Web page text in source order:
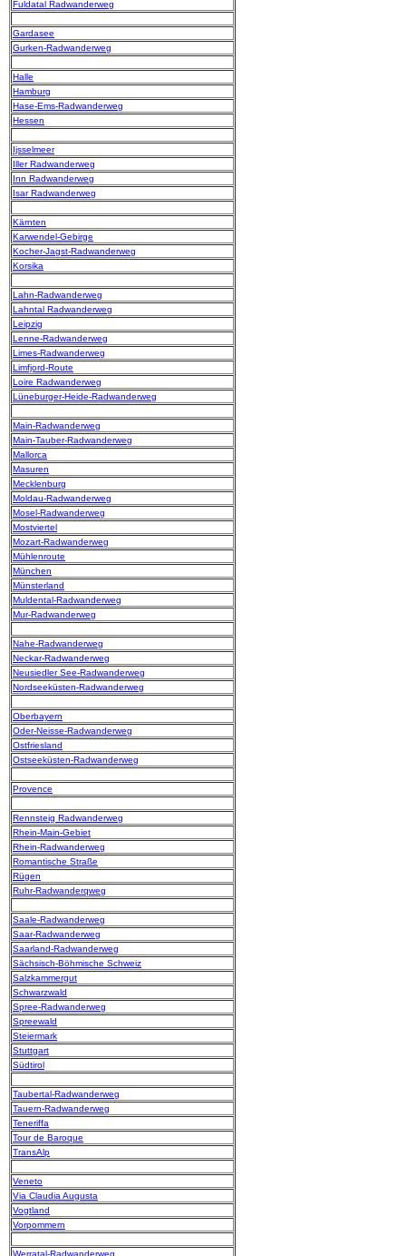
Fuldatal Radwanderweg
Gardasee
Gurken-Radwanderweg
Halle
Hamburg
Hase-Ems-Radwanderweg
Hessen
Ijsselmeer
Iller Radwanderweg
Inn Radwanderweg
Isar Radwanderweg
Kärnten
Karwendel-Gebirge
Kocher-Jagst-Radwanderweg
Korsika
Lahn-Radwanderweg
Lahntal Radwanderweg
Leipzig
Lenne-Radwanderweg
Limes-Radwanderweg
Limfjord-Route
Loire Radwanderweg
Lüneburger-Heide-Radwanderweg
Main-Radwanderweg
Main-Tauber-Radwanderweg
Mallorca
Masuren
Mecklenburg
Moldau-Radwanderweg
Mosel-Radwanderweg
Mostviertel
Mozart-Radwanderweg
Mühlenroute
München
Münsterland
Muldental-Radwanderweg
Mur-Radwanderweg
Nahe-Radwanderweg
Neckar-Radwanderweg
Neusiedler See-Radwanderweg
Nordseeküsten-Radwanderweg
Oberbayern
Oder-Neisse-Radwanderweg
Ostfriesland
Ostseeküsten-Radwanderweg
Provence
Rennsteig Radwanderweg
Rhein-Main-Gebiet
Rhein-Radwanderweg
Romantische Straße
Rügen
Ruhr-Radwanderqweg
Saale-Radwanderweg
Saar-Radwanderweg
Saarland-Radwanderweg
Sächsisch-Böhmische Schweiz
Salzkammergut
Schwarzwald
Spree-Radwanderweg
Spreewald
Steiermark
Stuttgart
Südtirol
Taubertal-Radwanderweg
Tauern-Radwanderweg
Teneriffa
Tour de Baroque
TransAlp
Veneto
Via Claudia Augusta
Vogtland
Vorpommern
Werratal-Radwanderweg